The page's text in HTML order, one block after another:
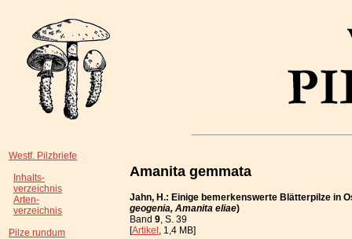
Westf. Pilzbriefe
Inhalts-
verzeichnis
Arten-
verzeichnis
Pilze rundum
Amanita gemmata
Jahn, H.: Einige bemerkenswerte Blätterpilze in
geogenia, Amanita eliae)
Band 9, S. 39
[Artikel, 1,4 MB]